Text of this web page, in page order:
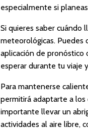
especialmente si
Si quieres saber cuándo
meteorológicas. Puedes
aplicación de
esperar durante tu viaje
Para mantenerse
permitirá adaptarte a
importante llevar un
actividades al aire libre,